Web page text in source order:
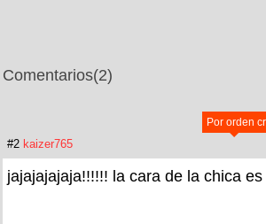
Comentarios(2)
Por orden
#2 kaizer765
jajajajajaja!!!!!! la cara de la chica